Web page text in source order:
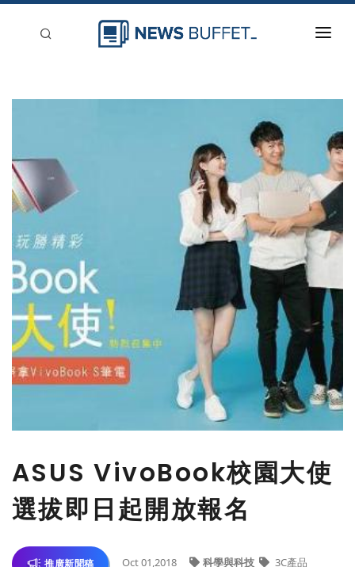
刊登
ASUS VivoBook校園大使
選拔即日起開放報名
推廣新聞稿 Oct 01,2018 科學與科技 3C產品